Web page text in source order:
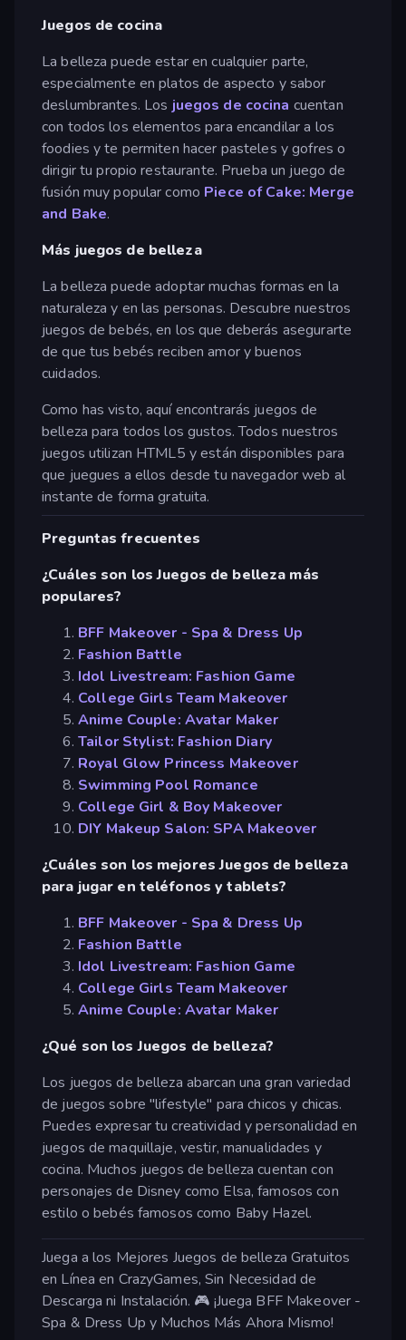
Juegos de cocina
La belleza puede estar en cualquier parte,
especialmente en platos de aspecto y sabor
deslumbrantes. Los juegos de cocina cuentan
con todos los elementos para encandilar a los
foodies y te permiten hacer pasteles y gofres o
dirigir tu propio restaurante. Prueba un juego de
fusión muy popular como Piece of Cake: Merge
and Bake.
Más juegos de belleza
La belleza puede adoptar muchas formas en la
naturaleza y en las personas. Descubre nuestros
juegos de bebés, en los que deberás asegurarte
de que tus bebés reciben amor y buenos
cuidados.
Como has visto, aquí encontrarás juegos de
belleza para todos los gustos. Todos nuestros
juegos utilizan HTML5 y están disponibles para
que juegues a ellos desde tu navegador web al
instante de forma gratuita.
Preguntas frecuentes
¿Cuáles son los Juegos de belleza más
populares?
BFF Makeover - Spa & Dress Up
Fashion Battle
Idol Livestream: Fashion Game
College Girls Team Makeover
Anime Couple: Avatar Maker
Tailor Stylist: Fashion Diary
Royal Glow Princess Makeover
Swimming Pool Romance
College Girl & Boy Makeover
DIY Makeup Salon: SPA Makeover
¿Cuáles son los mejores Juegos de belleza
para jugar en teléfonos y tablets?
BFF Makeover - Spa & Dress Up
Fashion Battle
Idol Livestream: Fashion Game
College Girls Team Makeover
Anime Couple: Avatar Maker
¿Qué son los Juegos de belleza?
Los juegos de belleza abarcan una gran variedad
de juegos sobre "lifestyle" para chicos y chicas.
Puedes expresar tu creatividad y personalidad en
juegos de maquillaje, vestir, manualidades y
cocina. Muchos juegos de belleza cuentan con
personajes de Disney como Elsa, famosos con
estilo o bebés famosos como Baby Hazel.
Juega a los Mejores Juegos de belleza Gratuitos
en Línea en CrazyGames, Sin Necesidad de
Descarga ni Instalación. 🎮 ¡Juega BFF Makeover -
Spa & Dress Up y Muchos Más Ahora Mismo!